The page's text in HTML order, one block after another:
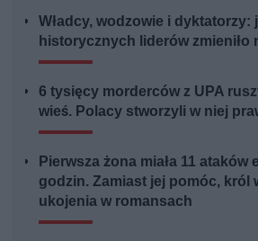
Władcy, wodzowie i dyktatorzy:
historycznych liderów zmieniło
6 tysięcy morderców z UPA
wieś. Polacy stworzyli w niej
Pierwsza żona miała 11 ataków
godzin. Zamiast jej pomóc, król
ukojenia w romansach